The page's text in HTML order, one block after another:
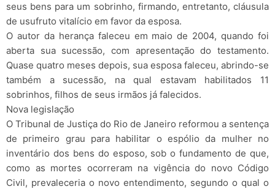
seus bens para um sobrinho, firmando, entretanto, cláusula
de usufruto vitalício em favor da esposa.
O autor da herança faleceu em maio de 2004, quando foi
aberta sua sucessão, com apresentação do testamento.
Quase quatro meses depois, sua esposa faleceu, abrindo-se
também a sucessão, na qual estavam habilitados 11
sobrinhos, filhos de seus irmãos já falecidos.
Nova legislação
O Tribunal de Justiça do Rio de Janeiro reformou a sentença
de primeiro grau para habilitar o espólio da mulher no
inventário dos bens do esposo, sob o fundamento de que,
como as mortes ocorreram na vigência do novo Código
Civil, prevaleceria o novo entendimento, segundo o qual o